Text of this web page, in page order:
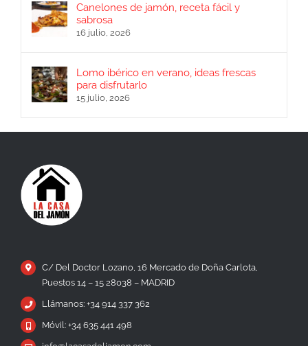
Canelones de jamón, receta fácil y
sabrosa
16 julio, 2026
Lomo ibérico en verano, ideas frescas
para disfrutarlo
15 julio, 2026
C/ Del Doctor Lozano, 16 Mercado de Doña Carlota,
Puestos 14 – 15 28038 – MADRID
Llámanos: +34 914 337 362
Móvil: +34 635 441 498